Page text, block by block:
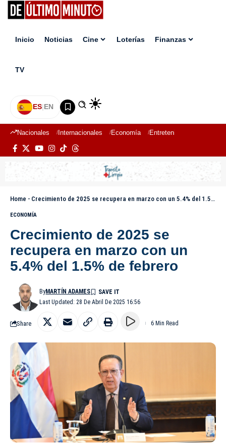
Inicio Noticias Cine Loterías Finanzas
TV
ES|EN
Nacionales Internacionales Economía Entretenimiento
Home - Crecimiento de 2025 se recupera en marzo con un 5.4% del 1.5% de febrero
ECONOMÍA
Crecimiento de 2025 se
recupera en marzo con un
5.4% del 1.5% de febrero
Last Updated: 28 De Abril De 2025 16:56
ByMARTÍN ADAMES
Share 6 Min Read